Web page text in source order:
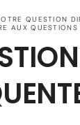
QUESTION
AUX QUESTIONS